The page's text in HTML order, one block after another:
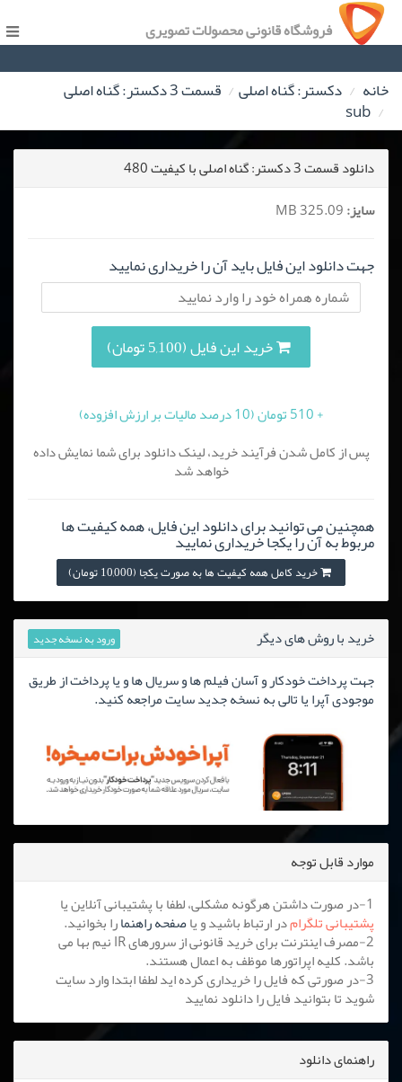
فروشگاه قانونی محصولات تصویری
خانه دکستر: گناه اصلی قسمت 3 دکستر: گناه اصلی
sub
دانلود قسمت 3 دکستر: گناه اصلی با کیفیت 480
سایز:
جهت دانلود این فایل باید آن را خریداری نمایید
خرید این فایل (5,100 تومان)
+ 510 تومان (10 درصد مالیات بر ارزش افزوده)
پس از کامل شدن فرآیند خرید، لینک دانلود برای شما نمایش داده
خواهد شد
همچنین می توانید برای دانلود این فایل، همه کیفیت ها
مربوط به آن را یکجا خریداری نمایید
خرید کامل همه کیفیت ها به صورت یکجا (10,000 تومان)
خرید با روش های دیگر ورود به نسخه جدید
جهت پرداخت خودکار و آسان فیلم ها و سریال ها و یا پرداخت از طریق
موجودی آپرا یا تالی به نسخه جدید سایت مراجعه کنید.
موارد قابل توجه
1-در صورت داشتن هرگونه مشکلی، لطفا با پشتیبانی آنلاین یا
پشتیبانی تلگرامدر ارتباط باشید و یاصفحه راهنمارا بخوانید.
2-مصرف اینترنت برای خرید قانونی از سرورهای IR نیم بها می
باشد. کلیه اپراتورها موظف به اعمال هستند.
3-در صورتی که فایل را خریداری کرده اید لطفا ابتدا وارد سایت
شوید تا بتوانید فایل را دانلود نمایید
راهنمای دانلود